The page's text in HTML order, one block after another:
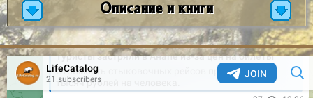
Описание и книги